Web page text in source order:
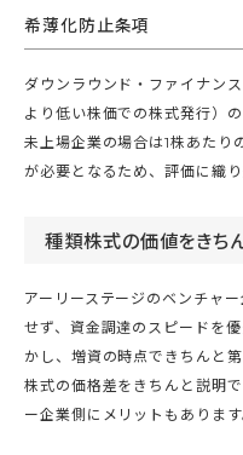
希薄化防止条項
ダウンラウンド・ファイナン
より低い株価での株式発行）
未上場企業の場合は1株あたり
が必要となるため、評価に織
種類株式の価値をきち
アーリーステージのベンチャ
せず、資金調達のスピードを
かし、増資の時点できちんと
株式の価格差をきちんと説明
ー企業側にメリットもあります